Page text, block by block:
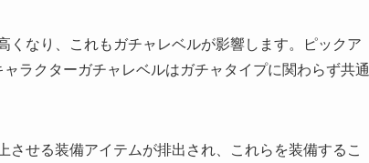
なり、これもガチャレベルが影響します。ピックア
ラクターガチャレベルはガチャタイプに関わらず共通
せる装備アイテムが排出され、これらを装備するこ